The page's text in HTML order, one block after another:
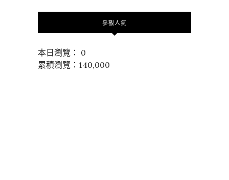
參觀人氣
本日瀏覽： 0
累積瀏覽：140,000